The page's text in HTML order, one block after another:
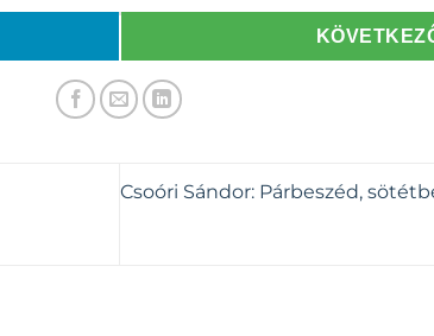
Csoóri Sándor: Párbeszéd,